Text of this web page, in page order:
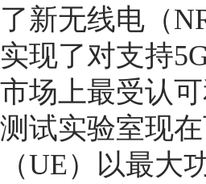
了新无线电（
实现了对支持
市场上最受认
测试实验室现
（UE）以最大